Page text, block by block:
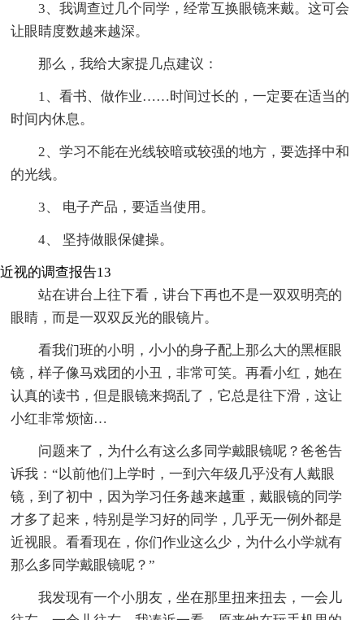
3、我调查过几个同学，经常互换眼镜来戴。这可会
让眼睛度数越来越深。
那么，我给大家提几点建议：
1、看书、做作业……时间过长的，一定要在适当的
时间内休息。
2、学习不能在光线较暗或较强的地方，要选择中和
的光线。
3、 电子产品，要适当使用。
4、 坚持做眼保健操。
近视的调查报告13
站在讲台上往下看，讲台下再也不是一双双明亮的
眼睛，而是一双双反光的眼镜片。
看我们班的小明，小小的身子配上那么大的黑框眼
镜，样子像马戏团的小丑，非常可笑。再看小红，她在
认真的读书，但是眼镜来捣乱了，它总是往下滑，这让
小红非常烦恼…
问题来了，为什么有这么多同学戴眼镜呢？爸爸告
诉我：“以前他们上学时，一到六年级几乎没有人戴眼
镜，到了初中，因为学习任务越来越重，戴眼镜的同学
才多了起来，特别是学习好的同学，几乎无一例外都是
近视眼。看看现在，你们作业这么少，为什么小学就有
那么多同学戴眼镜呢？”
我发现有一个小朋友，坐在那里扭来扭去，一会儿